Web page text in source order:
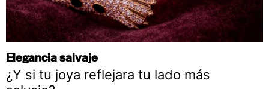
Elegancia salvaje
¿Y si tu joya reflejara tu lado más